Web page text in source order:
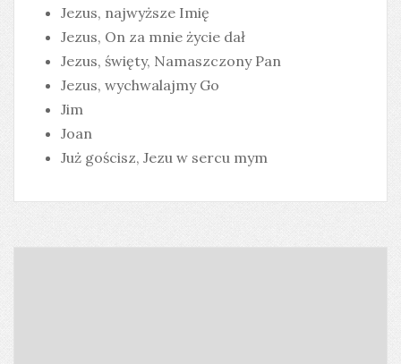
Jezus, najwyższe Imię
Jezus, On za mnie życie dał
Jezus, święty, Namaszczony Pan
Jezus, wychwalajmy Go
Jim
Joan
Już gościsz, Jezu w sercu mym